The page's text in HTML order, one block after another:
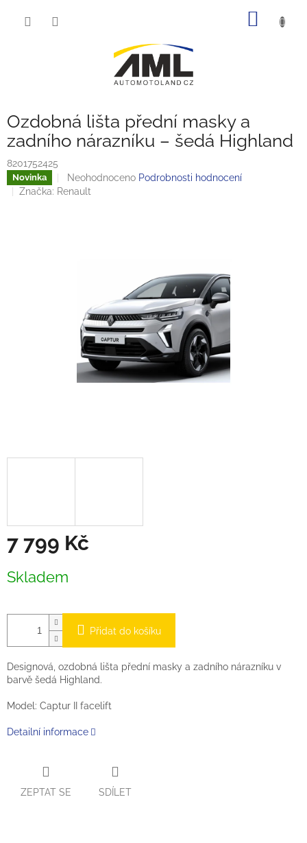
Ozdobná lišta přední masky a
zadního nárazníku – šedá Highland
8201752425
Novinka
Průměrné
hodnocení
Neohodnoceno Podrobnosti hodnocení
Značka: Renault
7 799 Kč
cena:
Skladem
Přidat do košíku
Designová, ozdobná lišta přední masky a zadního nárazníku v
barvě šedá Highland.
Model: Captur II facelift
Detailní informace
ZEPTAT SE SDÍLET